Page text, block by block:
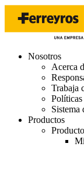
Nosotros
Acerca
Trabaja
Sistema
Productos